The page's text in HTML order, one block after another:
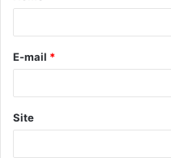
*
E-mail *
Site